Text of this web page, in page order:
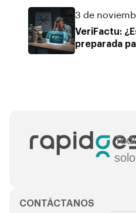
3 de
VeriFactu:
preparada
CONTÁCTANOS